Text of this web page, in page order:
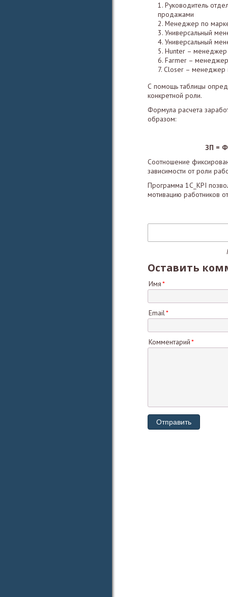
Руководитель
продажами
Менеджер по
Универсальный
Универсальный
Hunter – менеджер
Farmer – менеджер
Closer – менеджер
С помощь таблицы
конкретной роли.
Формула расчета
образом:
ЗП =
Соотношение
зависимости от роли
Программа 1С_KPI
мотивацию работников
Оставить
Имя
Email
Комментарий